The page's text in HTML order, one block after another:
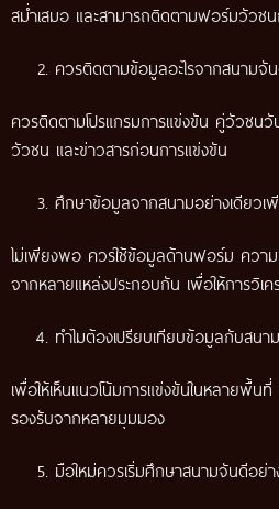
สม่ำเสมอ และสามารถติดตามฟอร์มวัวช
ควรติดตามข้อมูลอะไรจากสนามจั
ควรติดตามโปรแกรมการแข่งขัน คู่วัวช
วัวชน และข่าวสารก่อนการแข่งขัน
ศึกษาข้อมูลจากสนามอย่างเดียวเ
ไม่เพียงพอ ควรใช้ข้อมูลด้านฟอร์ม ควา
จากหลายแหล่งประกอบกัน เพื่อให้การวิเ
ทำไมต้องเปรียบเทียบข้อมูลกับสนา
เพื่อให้เห็นแนวโน้มการแข่งขันในหลายพื้น
รองรับจากหลายมุมมอง
มือใหม่ควรเริ่มศึกษาสนามจันดีอย่า